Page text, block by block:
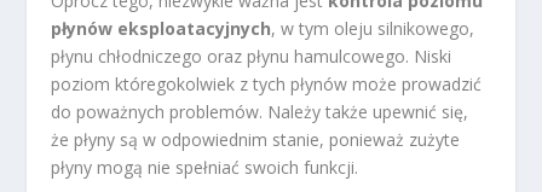
płynów eksploatacyjnych, w tym oleju silnikowego,
płynu chłodniczego oraz płynu hamulcowego. Niski
poziom któregokolwiek z tych płynów może prowadzić
do poważnych problemów. Należy także upewnić się,
że płyny są w odpowiednim stanie, ponieważ zużyte
płyny mogą nie spełniać swoich funkcji.